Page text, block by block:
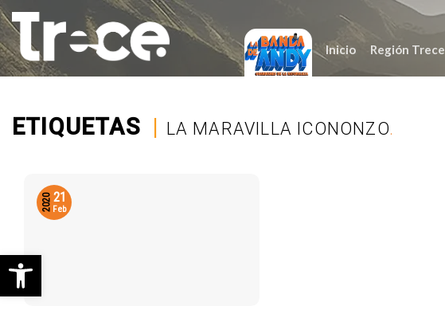
Saltar
al
contenido
Inicio Región Trece
ETIQUETAS | LA MARAVILLA ICONONZO.
21
Feb
2020
Abrir barra de herramientas